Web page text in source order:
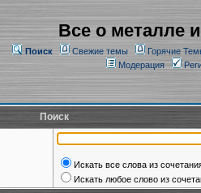
Все о металле
Поиск Свежие темы Горячие
Модерация
Поиск
Искать все слова из
Искать любое слово из